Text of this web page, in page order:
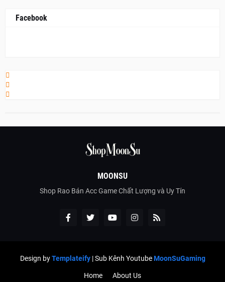
Facebook
MOONSU
Shop Rao Bán Acc Game Chất Lượng và Uy Tín
Design byTemplateify| Sub Kênh YoutubeMoonSuGaming
Home About Us